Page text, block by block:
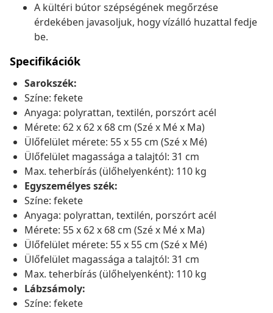
A kültéri bútor szépségének megőrzése
érdekében javasoljuk, hogy vízálló huzattal fedje
be.
Specifikációk
Sarokszék:
Színe: fekete
Anyaga: polyrattan, textilén, porszórt acél
Mérete: 62 x 62 x 68 cm (Szé x Mé x Ma)
Ülőfelület mérete: 55 x 55 cm (Szé x Mé)
Ülőfelület magassága a talajtól: 31 cm
Max. teherbírás (ülőhelyenként): 110 kg
Egyszemélyes szék:
Színe: fekete
Anyaga: polyrattan, textilén, porszórt acél
Mérete: 55 x 62 x 68 cm (Szé x Mé x Ma)
Ülőfelület mérete: 55 x 55 cm (Szé x Mé)
Ülőfelület magassága a talajtól: 31 cm
Max. teherbírás (ülőhelyenként): 110 kg
Lábzsámoly:
Színe: fekete